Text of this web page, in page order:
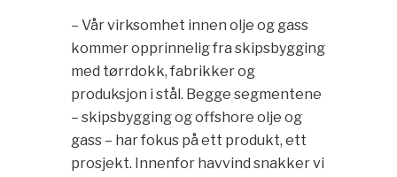
– Vår virksomhet innen olje og gass
kommer opprinnelig fra skipsbygging
med tørrdokk, fabrikker og
produksjon i stål. Begge segmentene
– skipsbygging og offshore olje og
gass – har fokus på ett produkt, ett
prosjekt. Innenfor havvind snakker vi